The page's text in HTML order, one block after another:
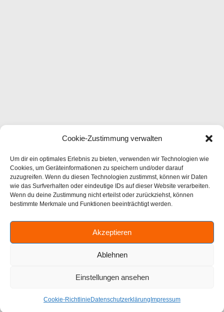
Cookie-Zustimmung verwalten
Um dir ein optimales Erlebnis zu bieten, verwenden wir Technologien wie
Cookies, um Geräteinformationen zu speichern und/oder darauf
zuzugreifen. Wenn du diesen Technologien zustimmst, können wir Daten
wie das Surfverhalten oder eindeutige IDs auf dieser Website verarbeiten.
Wenn du deine Zustimmung nicht erteilst oder zurückziehst, können
bestimmte Merkmale und Funktionen beeinträchtigt werden.
Akzeptieren
Ablehnen
Einstellungen ansehen
Cookie-Richtlinie Datenschutzerklärung Impressum